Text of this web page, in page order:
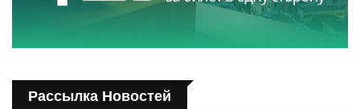
Рассылка Новостей